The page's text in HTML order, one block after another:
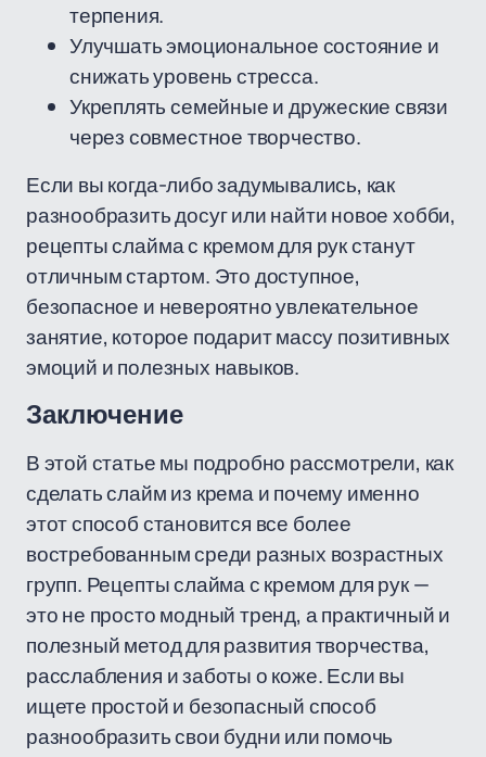
терпения.
Улучшать эмоциональное состояние и
снижать уровень стресса.
Укреплять семейные и дружеские связи
через совместное творчество.
Если вы когда-либо задумывались, как
разнообразить досуг или найти новое хобби,
рецепты слайма с кремом для рук станут
отличным стартом. Это доступное,
безопасное и невероятно увлекательное
занятие, которое подарит массу позитивных
эмоций и полезных навыков.
Заключение
В этой статье мы подробно рассмотрели, как
сделать слайм из крема и почему именно
этот способ становится все более
востребованным среди разных возрастных
групп. Рецепты слайма с кремом для рук —
это не просто модный тренд, а практичный и
полезный метод для развития творчества,
расслабления и заботы о коже. Если вы
ищете простой и безопасный способ
разнообразить свои будни или помочь